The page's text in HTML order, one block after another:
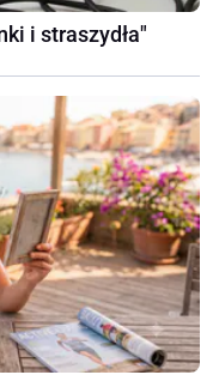
i straszydła"